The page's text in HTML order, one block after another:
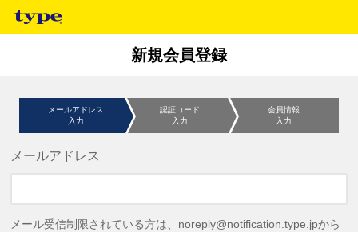
新規会員登録
メールアドレス
入力
認証コード
入力
会員情報
入力
メールアドレス
メール受信制限されている方は、noreply@notification.type.jpから